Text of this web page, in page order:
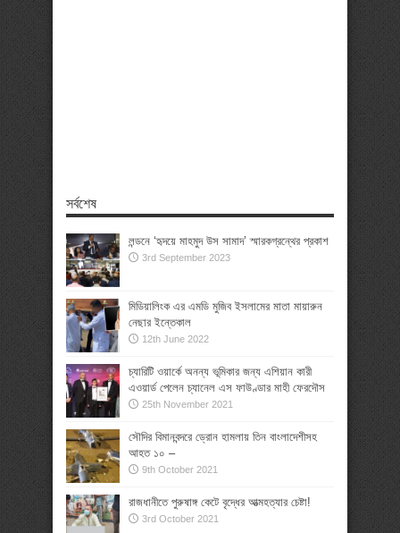
সর্বশেষ
লন্ডনে ‘হৃদয়ে মাহমুদ উস সামাদ’ স্মারকগ্রন্থের প্রকাশ
3rd September 2023
মিডিয়ালিংক এর এমডি মুজিব ইসলামের মাতা মায়ারুন
নেছার ইন্তেকাল
12th June 2022
চ্যারিটি ওয়ার্কে অনন্য ভূমিকার জন্য এশিয়ান কারী
এওয়ার্ড পেলেন চ্যানেল এস ফাউণ্ডার মাহী ফেরদৌস
25th November 2021
সৌদির বিমানবন্দরে ড্রোন হামলায় তিন বাংলাদেশীসহ
আহত ১০ –
9th October 2021
রাজধানীতে পুরুষাঙ্গ কেটে বৃদ্ধের আত্মহত্যার চেষ্টা!
3rd October 2021